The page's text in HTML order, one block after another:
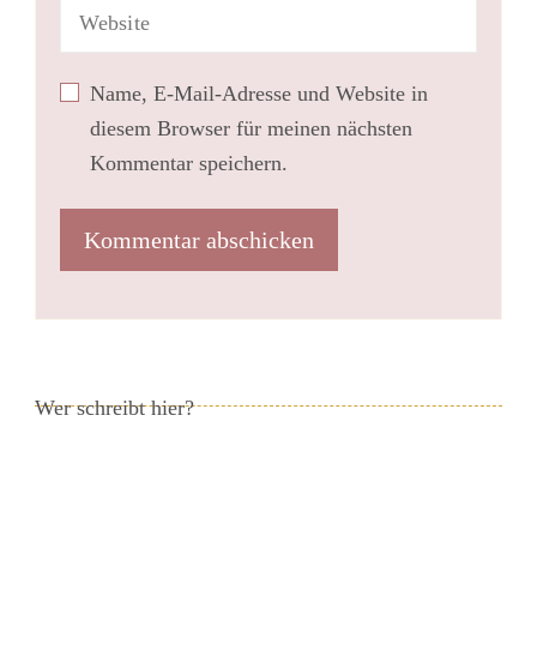
Name, E-Mail-Adresse und Website in
diesem Browser für meinen nächsten
Kommentar speichern.
Wer schreibt hier?